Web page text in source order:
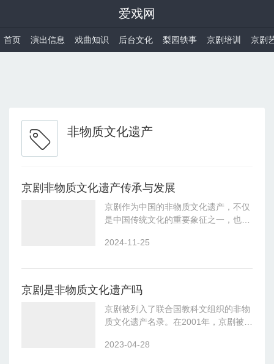
爱戏网
首页 演出信息 戏曲知识 后台文化 梨园轶事 京剧培训 京剧
非物质文化遗产
京剧非物质文化遗产传承与发展
京剧作为中国的非物质文化遗产，不仅
是中国传统文化的重要象征之一，也是
京剧的传承与发展，需要从保护、创新
传心
2024-11-25
京剧是非物质文化遗产吗
京剧被列入了联合国教科文组织的非物
质文化遗产名录。在2001年，京剧被联
非物质遗产代表作之一。这意味着京剧
2023-04-28